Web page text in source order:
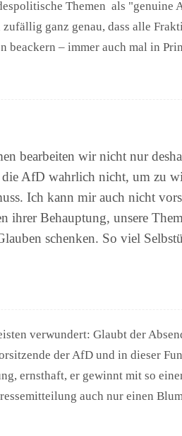
Themen als "genuine
ganz genau, dass alle
beackern – immer auch mal in
bearbeiten wir nicht nur
die AfD wahrlich nicht, um zu
Ich kann mir auch nicht
ihrer Behauptung, unsere
schenken. So viel
verwundert: Glaubt der
der AfD und in dieser
ernsthaft, er gewinnt mit so
auch nur einen